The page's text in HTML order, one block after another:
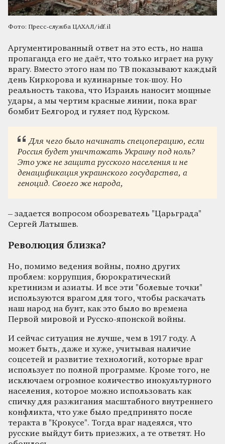
Фото: Пресс-служба ЦАХАЛ/idf.il
Аргументированный ответ на это есть, но наша
пропаганда его не даёт, что только играет на руку
врагу. Вместо этого нам по ТВ показывают каждый
день Киркорова и кулинарные ток-шоу. Но
реальность такова, что Израиль наносит мощные
удары, а мы чертим красные линии, пока враг
бомбит Белгород и гуляет под Курском.
Для чего было начинать спецоперацию, если
Россия будет уничтожать Украину под ноль?
Это уже не защита русского населения и не
денацификация украинского государства, а
геноцид. Своего же народа,
– задается вопросом обозреватель "Царьграда"
Сергей Латышев.
Революция близка?
Но, помимо ведения войны, полно других
проблем: коррупция, бюрократический
кретинизм и азиаты. И все эти "болевые точки"
используются врагом для того, чтобы раскачать
наш народ на бунт, как это было во времена
Первой мировой и Русско-японской войны.
И сейчас ситуация не лучше, чем в 1917 году. А
может быть, даже и хуже, учитывая наличие
соцсетей и развитие технологий, которые враг
использует по полной программе. Кроме того, не
исключаем огромное количество инокультурного
населения, которое можно использовать как
спичку для разжигания масштабного внутреннего
конфликта, что уже было предпринято после
теракта в "Крокусе". Тогда враг надеялся, что
русские выйдут бить приезжих, а те ответят. Но